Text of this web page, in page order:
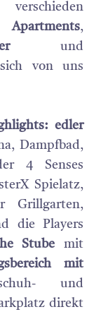
,
und
von uns
: edler
Dampfbad,
4 Senses
Spielatz,
Grillgarten,
die Players
Stubemit
mit
und
direkt